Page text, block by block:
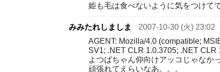
姫も毛は食べないように気をつけて
みみたれしましま
2007-10-30 (火) 23:02
AGENT: Mozilla/4.0 (compatible;
SV1; .NET CLR 1.0.3705; .NET CLR
よつばちゃん仰向けアッコじゃなか
頑張れてえらいなあ。。。